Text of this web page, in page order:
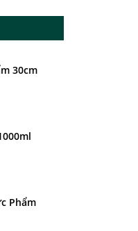
30cm
Phẩm